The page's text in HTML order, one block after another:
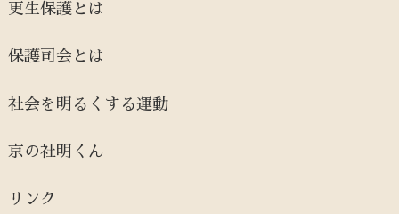
更生保護とは
保護司会とは
社会を明るくする運動
京の社明くん
リンク